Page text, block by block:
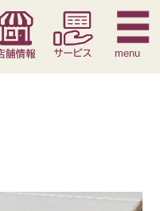
季節寝具 サービス
menu